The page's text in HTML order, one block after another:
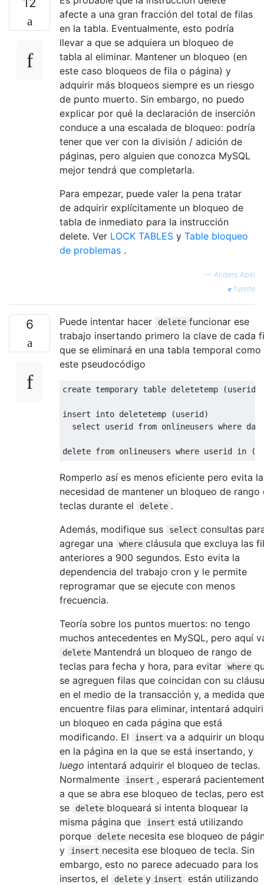
afecte a una gran fracción del total de filas
en la tabla. Eventualmente, esto podría
llevar a que se adquiera un bloqueo de
tabla al eliminar. Mantener un bloqueo (en
este caso bloqueos de fila o página) y
adquirir más bloqueos siempre es un riesgo
de punto muerto. Sin embargo, no puedo
explicar por qué la declaración de inserción
conduce a una escalada de bloqueo: podría
tener que ver con la división / adición de
páginas, pero alguien que conozca MySQL
mejor tendrá que completarla.
Para empezar, puede valer la pena tratar
de adquirir explícitamente un bloqueo de
tabla de inmediato para la instrucción
delete. Ver LOCK TABLES y Table bloqueo
de problemas .
— Anders Abel
fuente
6 Puede intentar hacer delete funcionar ese
trabajo insertando primero la clave de cada
que se eliminará en una tabla temporal como
este pseudocódigo
create temporary table deletetemp (userid
insert into deletetemp (userid)
select userid from onlineusers where
delete from onlineusers where userid in (
Romperlo así es menos eficiente pero evita la
necesidad de mantener un bloqueo de rango
teclas durante el
delete .
Además, modifique sus
select consultas
agregar una
where cláusula que excluya las
anteriores a 900 segundos. Esto evita la
dependencia del trabajo cron y le permite
reprogramar que se ejecute con menos
frecuencia.
Teoría sobre los puntos muertos: no tengo
muchos antecedentes en MySQL, pero aquí
delete Mantendrá un bloqueo de rango de
teclas para fecha y hora, para evitar
where
se agreguen filas que coincidan con su
en el medio de la transacción y, a medida que
encuentre filas para eliminar, intentará
un bloqueo en cada página que está
modificando. El
insert va a adquirir un
en la página en la que se está insertando, y
luego intentará adquirir el bloqueo de teclas.
Normalmente
insert , esperará
a que se abra ese bloqueo de teclas, pero
se
delete bloqueará si intenta bloquear la
misma página que
insert está utilizando
porque
delete necesita ese bloqueo de
y
insert necesita ese bloqueo de tecla. Sin
embargo, esto no parece adecuado para los
insertos, el
delete y insert
están utilizando